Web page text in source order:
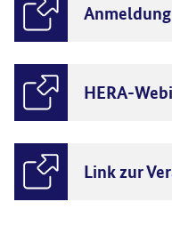
Anmeldung
HERA-
Link zur